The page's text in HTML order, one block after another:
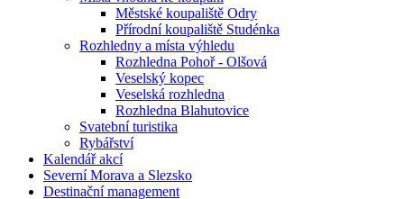
Městské koupaliště Odry
Přírodní koupaliště Studénka
Rozhledny a místa výhledu
Rozhledna Pohoř - Olšová
Veselský kopec
Veselská rozhledna
Rozhledna Blahutovice
Svatební turistika
Rybářství
Kalendář akcí
Severní Morava a Slezsko
Destinační management